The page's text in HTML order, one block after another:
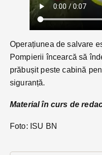
Operațiunea de salvare
Pompierii încearcă să
prăbușit peste cabină
siguranță.
Material în curs de
Foto: ISU BN